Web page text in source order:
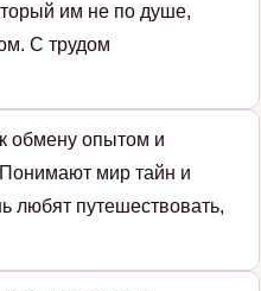
им не по душе,
С трудом
обмену опытом и
мир тайн и
любят путешествовать,